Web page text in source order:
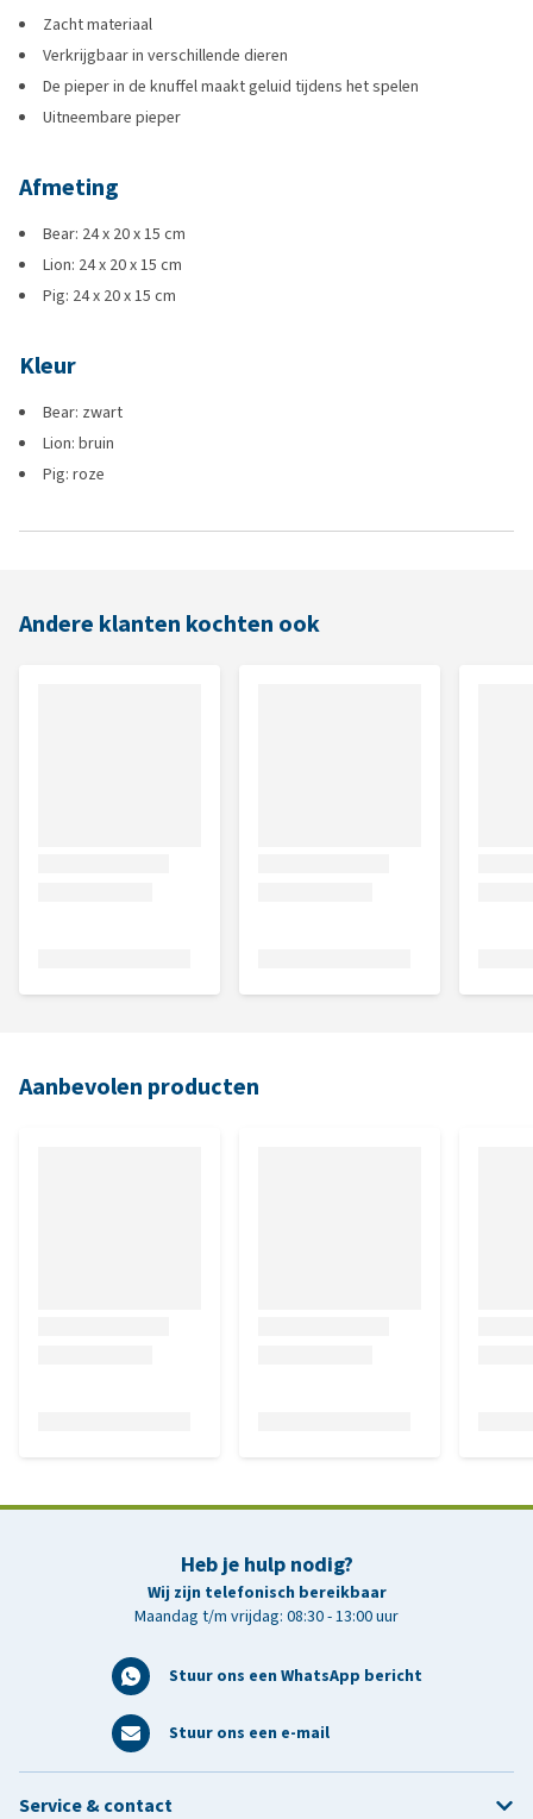
Zacht materiaal
Verkrijgbaar in verschillende dieren
De pieper in de knuffel maakt geluid tijdens het spelen
Uitneembare pieper
Afmeting
Bear: 24 x 20 x 15 cm
Lion: 24 x 20 x 15 cm
Pig: 24 x 20 x 15 cm
Kleur
Bear: zwart
Lion: bruin
Pig: roze
Andere klanten kochten ook
Aanbevolen producten
Heb je hulp nodig?
Wij zijn telefonisch bereikbaar
Maandag t/m vrijdag: 08:30 - 13:00 uur
Stuur ons een WhatsApp bericht
Stuur ons een e-mail
Service & contact